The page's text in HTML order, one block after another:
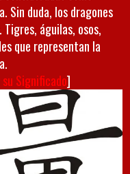
Sin duda, los dragones
águilas, osos,
que representan la
Significado]